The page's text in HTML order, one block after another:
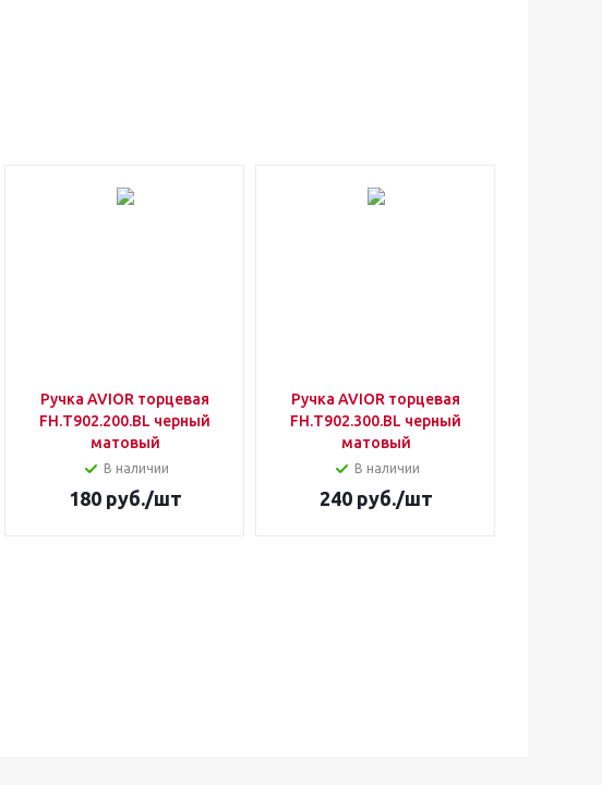
Ручка AVIOR торцевая
FH.Т902.200.BL черный
матовый
В наличии
180руб./шт
Ручка AVIOR торцевая
FH.Т902.300.BL черный
матовый
В наличии
240руб./шт